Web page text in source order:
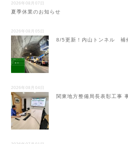
2026年08月07日
夏季休業のお知らせ
2026年08月05日
8/5更新！内山トンネル 補
2026年08月04日
関東地方整備局長表彰工事